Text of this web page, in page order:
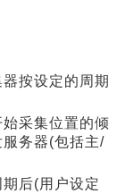
按设定的周期
采集位置的倾
务器(包括主/
后(用户设定